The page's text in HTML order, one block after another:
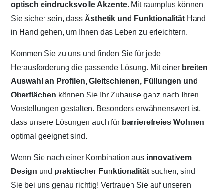
optisch eindrucksvolle Akzente. Mit raumplus können
Sie sicher sein, dass Ästhetik und Funktionalität Hand
in Hand gehen, um Ihnen das Leben zu erleichtern.
Kommen Sie zu uns und finden Sie für jede
Herausforderung die passende Lösung. Mit einer breiten
Auswahl an Profilen, Gleitschienen, Füllungen und
Oberflächen können Sie Ihr Zuhause ganz nach Ihren
Vorstellungen gestalten. Besonders erwähnenswert ist,
dass unsere Lösungen auch für barrierefreies Wohnen
optimal geeignet sind.
Wenn Sie nach einer Kombination aus innovativem
Design und praktischer Funktionalitätsuchen, sind
Sie bei uns genau richtig! Vertrauen Sie auf unseren